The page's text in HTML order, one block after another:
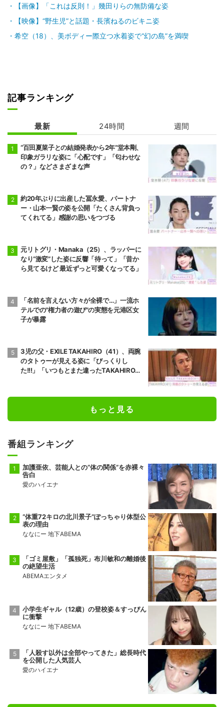
【画像】「これは反則！」幾田りらの無防備な姿
【映像】“野生児”と話題・長濱ねるのビキニ姿
希空（18）、美ボディー際立つ水着姿で“幻の島”を満喫
記事ランキング
最新 24時間 週間
“百田夏菜子との結婚発表から2年”堂本剛、
印象ガラリな姿に「心配です」「匂わせな
の？」などさまざまな声
約20年ぶりに出産した冨永愛、パートナ
ー・山本一賢の姿を公開「たくさん背負っ
てくれてる」感謝の思いをつづる
元リトグリ・Manaka（25）、ラッパーに
なり“激変”した姿に反響「待って」「昔か
ら見てるけど 最近ずっと可愛くなってる」
「名前を言えない方々が全裸で…」一流ホ
テルでの"権力者の遊び"の実態を元港区女
子が暴露
3児の父・EXILE TAKAHIRO（41）、両腕
のタトゥーが見える姿に「びっくりし
た!!!」「いつもとまた違ったTAKAHIROさ
もっと見る
番組ランキング
加護亜依、芸能人との“体の関係”を赤裸々
告白
愛のハイエナ
“体重72キロの北川景子”ぽっちゃり体型公
表の理由
ななにー 地下ABEMA
「ゴミ屋敷」「孤独死」布川敏和の離婚後
の絶望生活
ABEMAエンタメ
小学生ギャル（12歳）の登校姿＆すっぴん
に衝撃
ななにー 地下ABEMA
「人殺す以外は全部やってきた」総長時代
を公開した人気芸人
愛のハイエナ